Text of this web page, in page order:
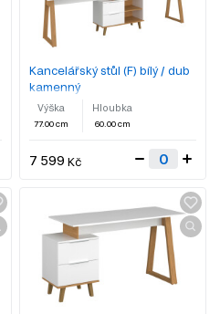
Kancelářský stůl (F) bílý / dub
kamenný
Výška
77.00 cm
Hloubka
60.00 cm
7 599 Kč